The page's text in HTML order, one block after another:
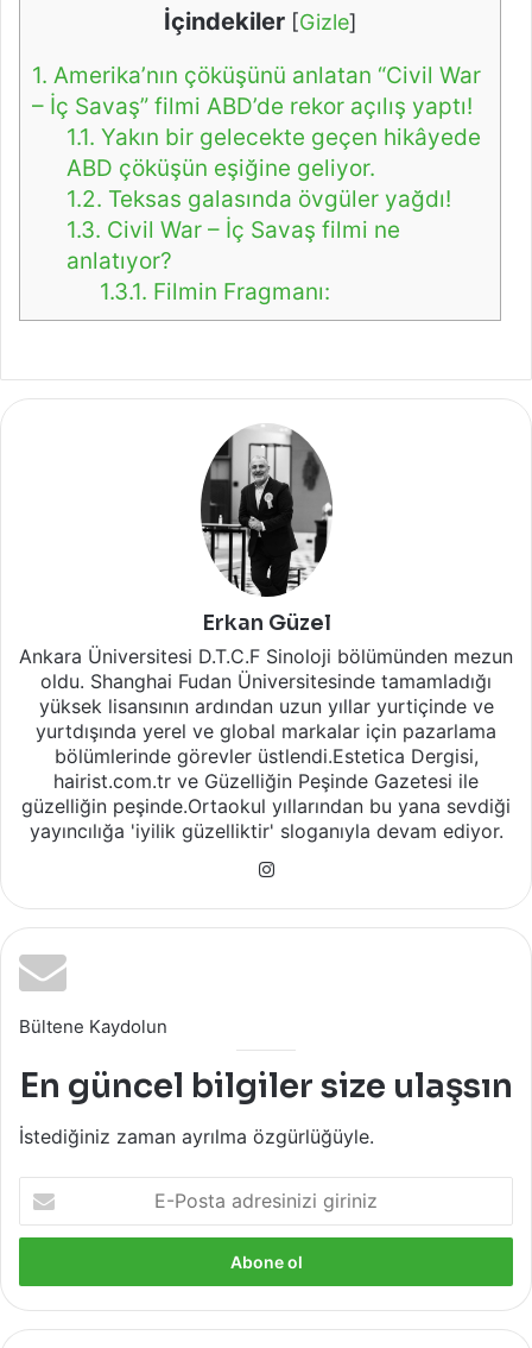
İçindekiler [Gizle]
1. Amerika’nın çöküşünü anlatan “Civil War
– İç Savaş” filmi ABD’de rekor açılış yaptı!
1.1. Yakın bir gelecekte geçen hikâyede
ABD çöküşün eşiğine geliyor.
1.2. Teksas galasında övgüler yağdı!
1.3. Civil War – İç Savaş filmi ne
anlatıyor?
1.3.1. Filmin Fragmanı:
Erkan Güzel
Ankara Üniversitesi D.T.C.F Sinoloji bölümünden mezun
oldu. Shanghai Fudan Üniversitesinde tamamladığı
yüksek lisansının ardından uzun yıllar yurtiçinde ve
yurtdışında yerel ve global markalar için pazarlama
bölümlerinde görevler üstlendi.Estetica Dergisi,
hairist.com.tr ve Güzelliğin Peşinde Gazetesi ile
güzelliğin peşinde.Ortaokul yıllarından bu yana sevdiği
yayıncılığa 'iyilik güzelliktir' sloganıyla devam ediyor.
Bültene Kaydolun
En güncel bilgiler size ulaşsın
İstediğiniz zaman ayrılma özgürlüğüyle.
Posta
adresinizi